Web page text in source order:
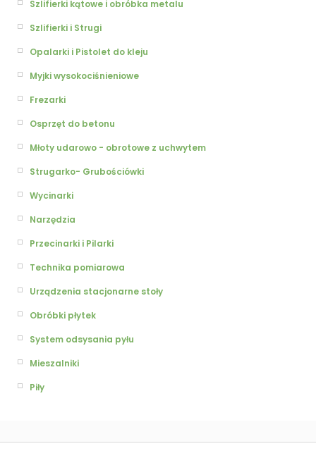
Szlifierki kątowe i obróbka metalu
Szlifierki i Strugi
Opalarki i Pistolet do kleju
Myjki wysokociśnieniowe
Frezarki
Osprzęt do betonu
Młoty udarowo - obrotowe z uchwytem
Strugarko- Grubościówki
Wycinarki
Narzędzia
Przecinarki i Pilarki
Technika pomiarowa
Urządzenia stacjonarne stoły
Obróbki płytek
System odsysania pyłu
Mieszalniki
Piły